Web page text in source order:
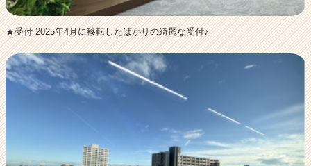
★受付 2025年4月に移転したばかりの綺麗な受付♪